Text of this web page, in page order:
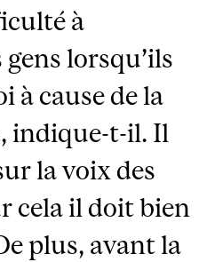
à
lorsqu’ils
à cause de la
indique-t-il. Il
la voix des
cela il doit bien
plus, avant la